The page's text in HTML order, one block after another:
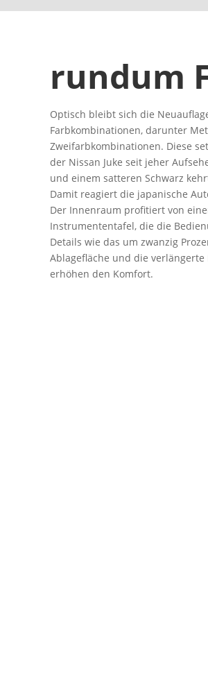
rundum
Optisch bleibt sich die
Farbkombinationen, darunter
Zweifarbkombinationen. Diese
der Nissan Juke seit jeher
und einem satteren Schwarz
Damit reagiert die japanische
Der Innenraum profitiert von
Instrumententafel, die die
Details wie das um zwanzig
Ablagefläche und die
erhöhen den Komfort.